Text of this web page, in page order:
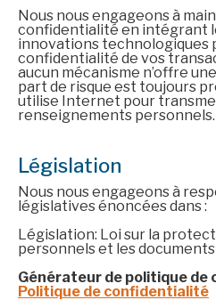
Nous nous engageons à
confidentialité en intégrant
innovations technologiques
confidentialité de vos
aucun mécanisme n’offre
part de risque est toujours
utilise Internet pour
renseignements personnels.
Législation
Nous nous engageons à
législatives énoncées dans :
Législation: Loi sur la
personnels et les
Générateur de politique
Politique de confidentialité